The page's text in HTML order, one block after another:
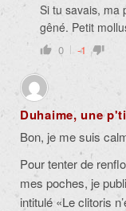
Si tu savais,
gêné. Petit
0 -1
Duhaime, une
Bon, je me suis
Pour tenter de
mes poches, je
intitulé «Le clitoris